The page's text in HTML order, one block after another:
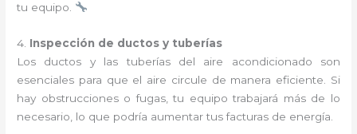
tu equipo.
4. Inspección de ductos y tuberías
Los ductos y las tuberías del aire acondicionado son
esenciales para que el aire circule de manera eficiente. Si
hay obstrucciones o fugas, tu equipo trabajará más de lo
necesario, lo que podría aumentar tus facturas de energía.